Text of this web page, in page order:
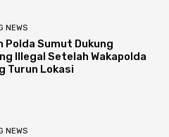
NEWS
Polda Sumut Dukung
Illegal Setelah Wakapolda
Turun Lokasi
NEWS